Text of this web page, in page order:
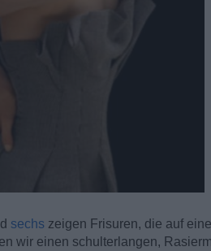
sechs zeigen Frisuren, die auf
wir einen schulterlangen,